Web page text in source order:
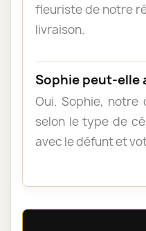
fleuriste de notre
livraison.
Sophie peut-elle
Oui. Sophie, notre
selon le type de
avec le défunt et